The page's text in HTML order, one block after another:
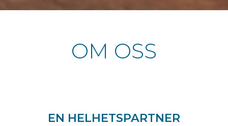
OM OSS
EN HELHETSPARTNER